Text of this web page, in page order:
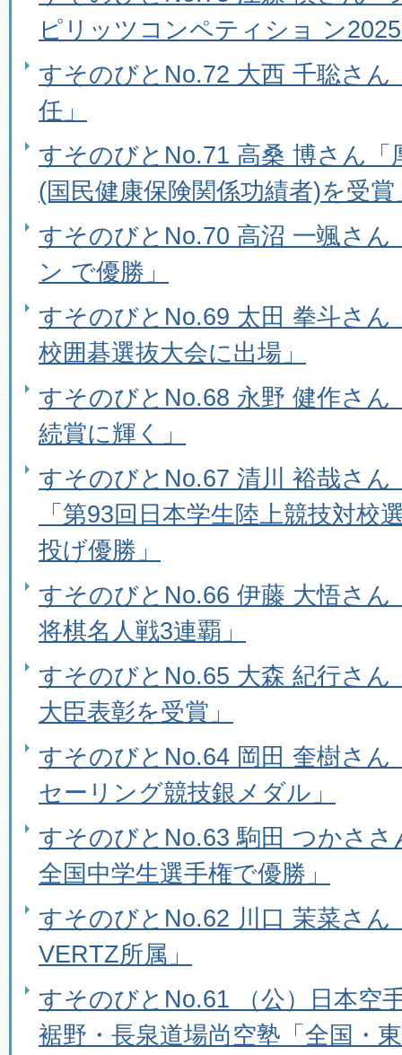
ピリッツコンペティショ ン
すそのびとNo.72 大西 千聡さん
任」
すそのびとNo.71 高桑 博さん「
(国民健康保険関係功績者)を受賞
すそのびとNo.70 高沼 一颯さん
ン で優勝」
すそのびとNo.69 太田 拳斗さん
校囲碁選抜大会に出場」
すそのびとNo.68 永野 健作さん
続賞に輝く」
すそのびとNo.67 清川 裕哉さん
「第93回日本学生陸上競技対校
投げ優勝」
すそのびとNo.66 伊藤 大悟さん
将棋名人戦3連覇」
すそのびとNo.65 大森 紀行さん
大臣表彰を受賞」
すそのびとNo.64 岡田 奎樹さ
セーリング競技銀メダル」
すそのびとNo.63 駒田 つかささ
全国中学生選手権で優勝」
すそのびとNo.62 川口 茉菜さん
VERTZ所属」
すそのびとNo.61 （公）日本空
裾野・長泉道場尚空塾「全国・